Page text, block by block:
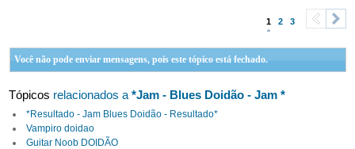
1 2 3
Você não pode enviar mensagens, pois este tópico está fechado.
Tópicos relacionados a*Jam - Blues Doidão - Jam *
*Resultado - Jam Blues Doidão - Resultado*
Vampiro doidao
Guitar Noob DOIDÃO